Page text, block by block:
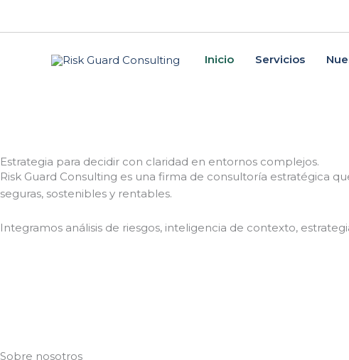
Inicio
Servicios
Estrategia para decidir con claridad en entornos complejos.
Risk Guard Consulting es una firma de consultoría estratégica
seguras, sostenibles y rentables.
Integramos análisis de riesgos, inteligencia de contexto,
Sobre nosotros